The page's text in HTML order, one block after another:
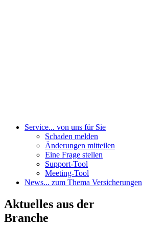
Service... von uns für Sie
Schaden melden
Änderungen mitteilen
Eine Frage stellen
Support-Tool
Meeting-Tool
News... zum Thema Versicherungen
Aktuelles aus der
Branche